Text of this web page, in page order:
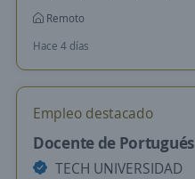
Remoto
Hace 4 días
Empleo destacado
Docente de Portugués
TECH UNIVERSIDAD